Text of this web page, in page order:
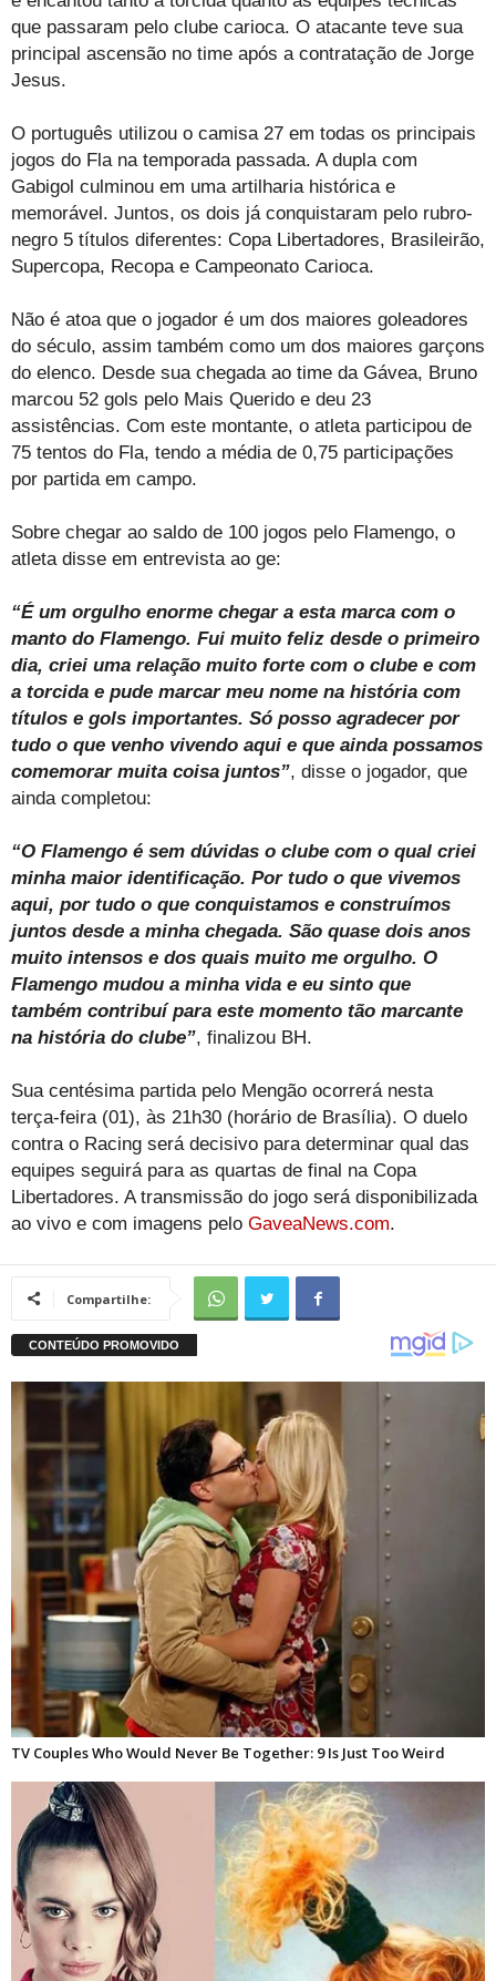
que passaram pelo clube carioca. O atacante teve sua
principal ascensão no time após a contratação de Jorge
Jesus.
O português utilizou o camisa 27 em todas os principais
jogos do Fla na temporada passada. A dupla com
Gabigol culminou em uma artilharia histórica e
memorável. Juntos, os dois já conquistaram pelo rubro-
negro 5 títulos diferentes: Copa Libertadores, Brasileirão,
Supercopa, Recopa e Campeonato Carioca.
Não é atoa que o jogador é um dos maiores goleadores
do século, assim também como um dos maiores garçons
do elenco. Desde sua chegada ao time da Gávea, Bruno
marcou 52 gols pelo Mais Querido e deu 23
assistências. Com este montante, o atleta participou de
75 tentos do Fla, tendo a média de 0,75 participações
por partida em campo.
Sobre chegar ao saldo de 100 jogos pelo Flamengo, o
atleta disse em entrevista ao ge:
“É um orgulho enorme chegar a esta marca com o
manto do Flamengo. Fui muito feliz desde o primeiro
dia, criei uma relação muito forte com o clube e com
a torcida e pude marcar meu nome na história com
títulos e gols importantes. Só posso agradecer por
tudo o que venho vivendo aqui e que ainda possamos
comemorar muita coisa juntos”, disse o jogador, que
ainda completou:
“O Flamengo é sem dúvidas o clube com o qual criei
minha maior identificação. Por tudo o que vivemos
aqui, por tudo o que conquistamos e construímos
juntos desde a minha chegada. São quase dois anos
muito intensos e dos quais muito me orgulho. O
Flamengo mudou a minha vida e eu sinto que
também contribuí para este momento tão marcante
na história do clube”, finalizou BH.
Sua centésima partida pelo Mengão ocorrerá nesta
terça-feira (01), às 21h30 (horário de Brasília). O duelo
contra o Racing será decisivo para determinar qual das
equipes seguirá para as quartas de final na Copa
Libertadores. A transmissão do jogo será disponibilizada
ao vivo e com imagens pelo GaveaNews.com.
Compartilhe: